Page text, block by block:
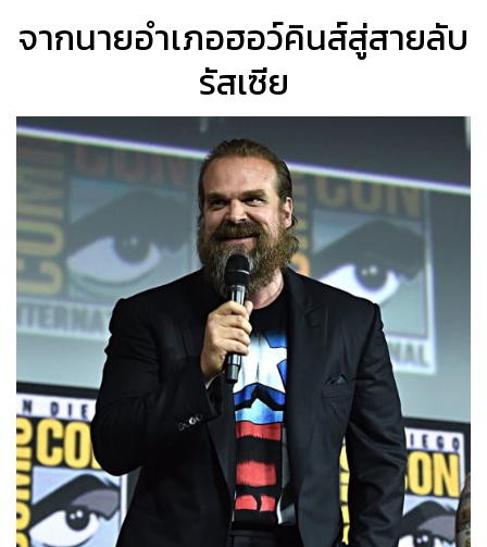
จากนายอำเภอฮอว์คินส์สู่สายลับ
รัสเซีย